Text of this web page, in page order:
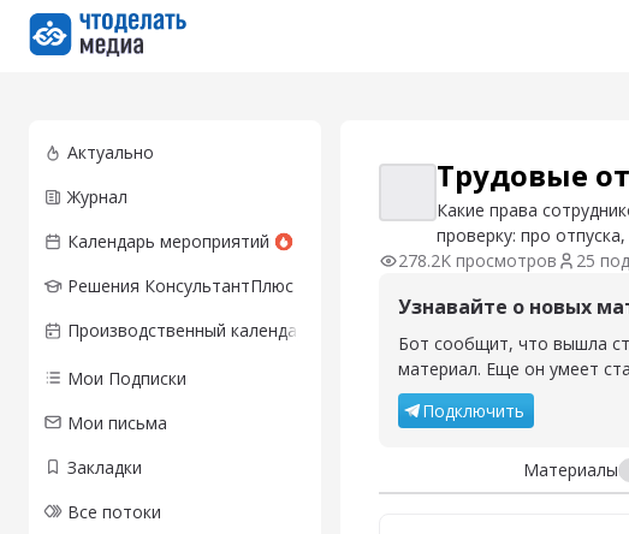
Перейти на главную страницу
Актуально
Журнал
Календарь мероприятий
Решения КонсультантПлюс
Производственный календарь
Мои Подписки
Мои письма
Закладки
Все потоки
Трудовые отношения
Трудовые
Какие права
проверку: про
278.2K просмотров 25
Узнавайте о новых
Бот сообщит, что вышла
материал. Еще он умеет
Подключить
Материалы